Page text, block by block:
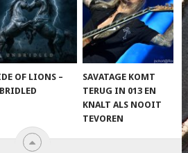
OF LIONS –
SAVATAGE KOMT
TERUG IN 013 EN
KNALT ALS NOOIT
TEVOREN